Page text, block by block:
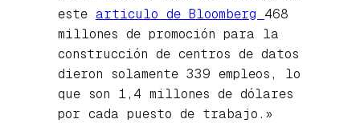
este articulo de Bloomberg 468
millones de promoción para la
construcción de centros de datos
dieron solamente 339 empleos, lo
que son 1,4 millones de dólares
por cada puesto de trabajo.»